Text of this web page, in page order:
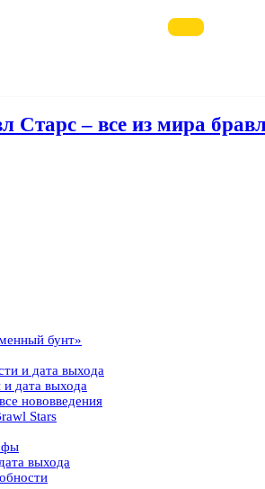
Старс – все из мира
бунт»
и дата выхода
дата выхода
нововведения
Stars
выхода